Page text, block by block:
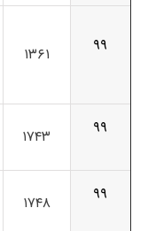
۹۹ ۱۳۶۱
۹۹
۱۷۴۳
۹۹
۱۷۴۸